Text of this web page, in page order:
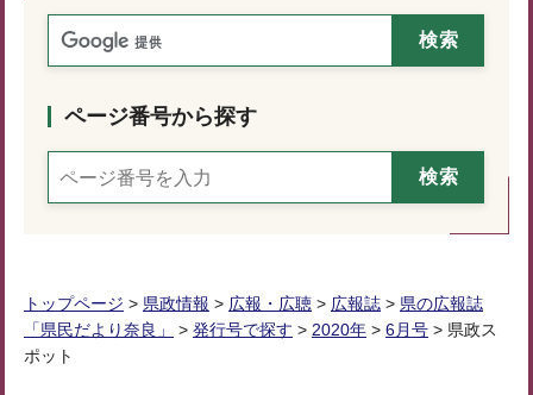
ページ番号から探す
トップページ > 県政情報 > 広報・広聴 > 広報誌 > 県の広報誌
「県民だより奈良」
> 発行号で探す > 2020年 > 6月号 > 県政ス
ポット